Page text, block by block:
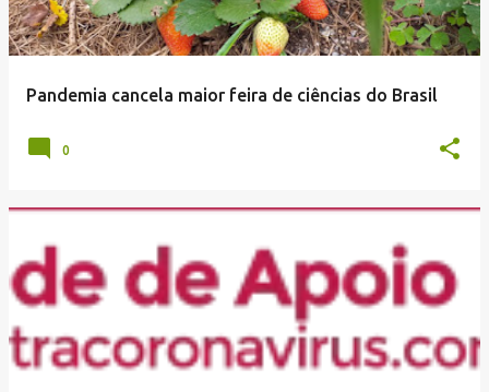
Pandemia cancela maior feira de ciências do Brasil
0